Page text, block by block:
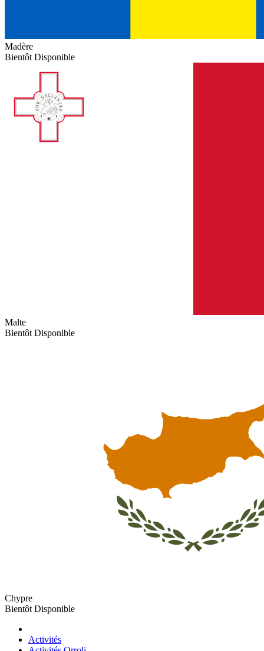
Madère
Bientôt Disponible
Malte
Bientôt Disponible
Chypre
Bientôt Disponible
Activités